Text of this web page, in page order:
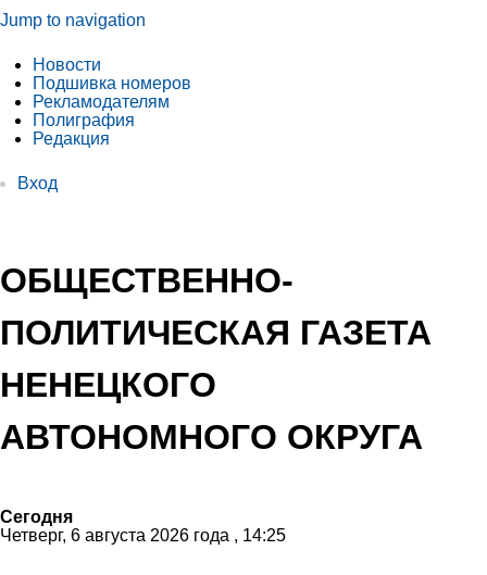
Jump to navigation
Новости
Подшивка номеров
Рекламодателям
Полиграфия
Редакция
Вход
ОБЩЕСТВЕННО-
ПОЛИТИЧЕСКАЯ ГАЗЕТА
НЕНЕЦКОГО
АВТОНОМНОГО ОКРУГА
Сегодня
Четверг, 6 августа 2026 года , 14:25